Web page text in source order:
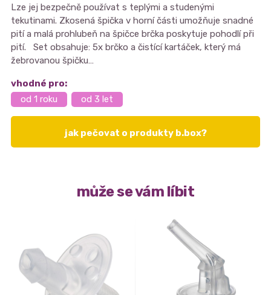
Lze jej bezpečně používat s teplými a studenými
tekutinami. Zkosená špička v horní části umožňuje snadné
pití a malá prohlubeň na špičce brčka poskytuje pohodlí při
pití. Set obsahuje: 5x brčko a čistící kartáček, který má
žebrovanou špičku…
vhodné pro:
od 1 roku
od 3 let
jak pečovat o produkty b.box?
může se vám líbit